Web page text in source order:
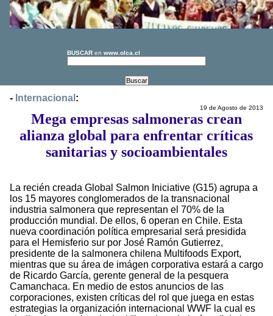
BUSCAR en www.olca.cl
- Internacional :
19 de Agosto de 2013
Mega empresas salmoneras crean
alianza global para enfrentar críticas
sanitarias y socioambientales
La recién creada Global Salmon Iniciative (G15) agrupa a
los 15 mayores conglomerados de la transnacional
industria salmonera que representan el 70% de la
producción mundial. De ellos, 6 operan en Chile. Esta
nueva coordinación política empresarial será presidida
para el Hemisferio sur por José Ramón Gutierrez,
presidente de la salmonera chilena Multifoods Export,
mientras que su área de imágen corporativa estará a cargo
de Ricardo García, gerente general de la pesquera
Camanchaca. En medio de estos anuncios de las
corporaciones, existen críticas del rol que juega en estas
estrategias la organización internacional WWF la cual es